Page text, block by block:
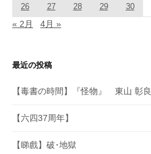
26 27 28 29 30
« 2月 4月 »
最近の投稿
【毒書の時間】『怪物』 東山 彰良
【六四37周年】
【睇戲】破･地獄